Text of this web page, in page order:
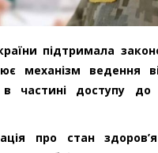
підтримала
механізм ведення
в частині доступу
про стан